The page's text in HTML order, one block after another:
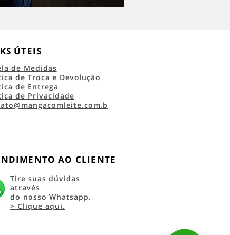
Camiseta Classic Logo RRC
ÚTEIS
de Medidas
de Troca e Devolução
de Entrega
de Privacidade
AO CLIENTE
Tire suas dúvidas
através
do nosso Whatsapp.
> Clique aqui.